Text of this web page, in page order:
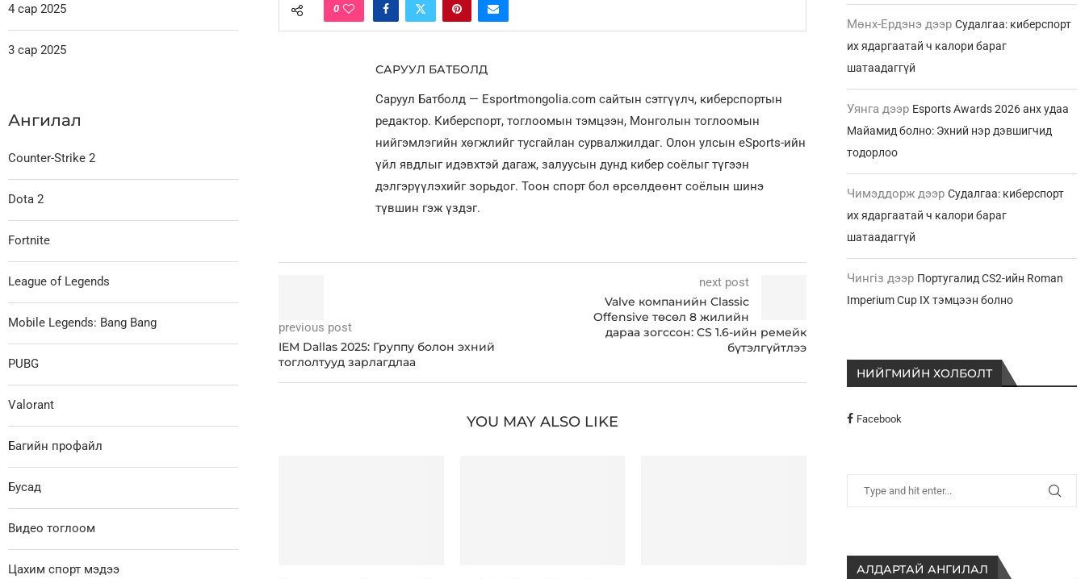
0
САРУУЛ БАТБОЛД
Саруул Батболд — Esportmongolia.com сайтын сэтгүүлч, киберспортын
редактор. Киберспорт, тоглоомын тэмцээн, Монголын тоглоомын
нийгэмлэгийн хөгжлийг тусгайлан сурвалжилдаг. Олон улсын eSports-ийн
үйл явдлыг идэвхтэй дагаж, залуусын дунд кибер соёлыг түгээн
дэлгэрүүлэхийг зорьдог. Тоон спорт бол өрсөлдөөнт соёлын шинэ
түвшин гэж үздэг.
previous post
IEM Dallas 2025: Группу болон эхний
тоглолтууд зарлагдлаа
next post
Valve компанийн Classic
Offensive төсөл 8 жилийн
дараа зогссон: CS 1.6-ийн ремейк
бүтэлгүйтлээ
YOU MAY ALSO LIKE
Мөнх-Ердэнэ дээрСудалгаа: киберспорт
их ядаргаатай ч калори бараг
шатаадаггүй
Уянга дээр Esports Awards 2026 анх удаа
Майамид болно: Эхний нэр дэвшигчид
тодорлоо
Чимэддорж дээрСудалгаа: киберспорт
их ядаргаатай ч калори бараг
шатаадаггүй
Чингіз дээр Португалид CS2-ийн Roman
Imperium Cup IX тэмцээн болно
НИЙГМИЙН ХОЛБОЛТ
Facebook
АЛДАРТАЙ АНГИЛАЛ
4 сар 2025
3 сар 2025
Ангилал
Counter-Strike 2
Dota 2
Fortnite
League of Legends
Mobile Legends: Bang Bang
PUBG
Valorant
Багийн профайл
Бусад
Видео тоглоом
Цахим спорт мэдээ